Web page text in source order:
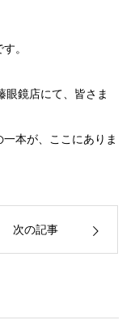
。
眼鏡店にて、皆さま
本が、ここにありま
次の記事